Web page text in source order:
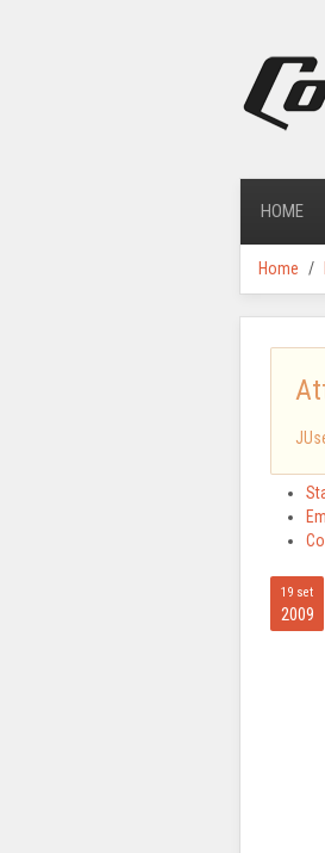
HOME
Home
19 set
2009